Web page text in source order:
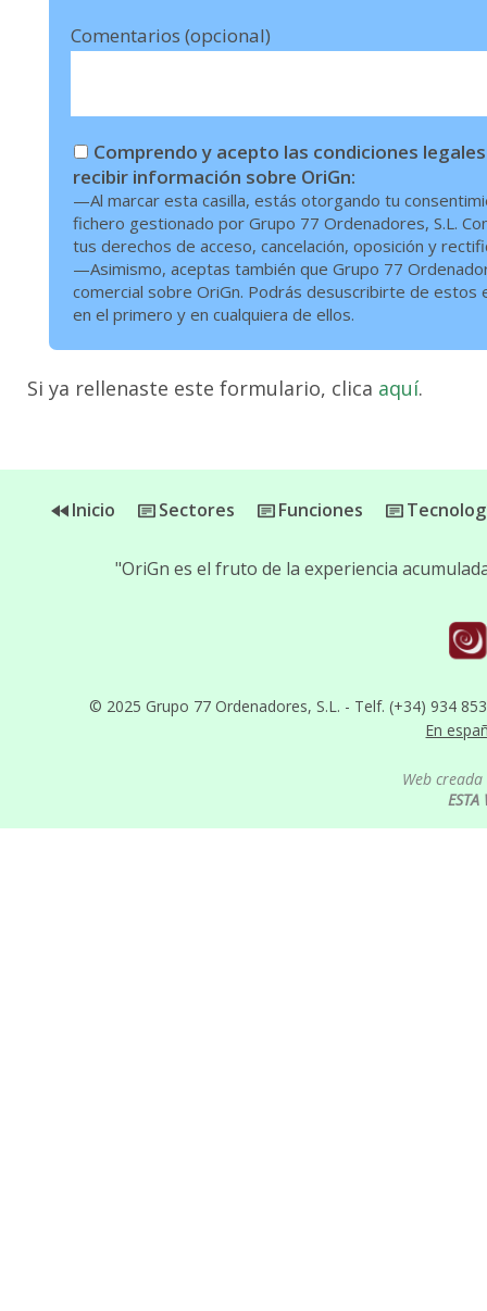
Comentarios (opcional)
Comprendo y acepto las condiciones
recibir información sobre OriGn:
—Al marcar esta casilla, estás otorgando tu
fichero gestionado por Grupo 77 Ordenadores, S.L.
tus derechos de acceso, cancelación, oposición y
—Asimismo, aceptas también que Grupo 77
comercial sobre OriGn. Podrás desuscribirte de estos
en el primero y en cualquiera de ellos.
Si ya rellenaste este formulario, clica aquí.
Inicio Sectores Funciones
© 2025 Grupo 77 Ordenadores, S.L. - Telf. (+34) 934
En
"OriGn es el fruto de la experiencia
Web
ESTA